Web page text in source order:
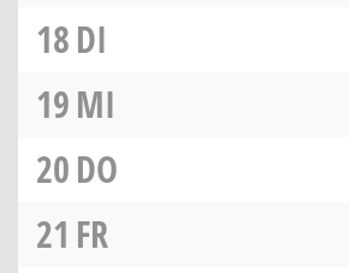
18DI
19MI
20DO
21 FR